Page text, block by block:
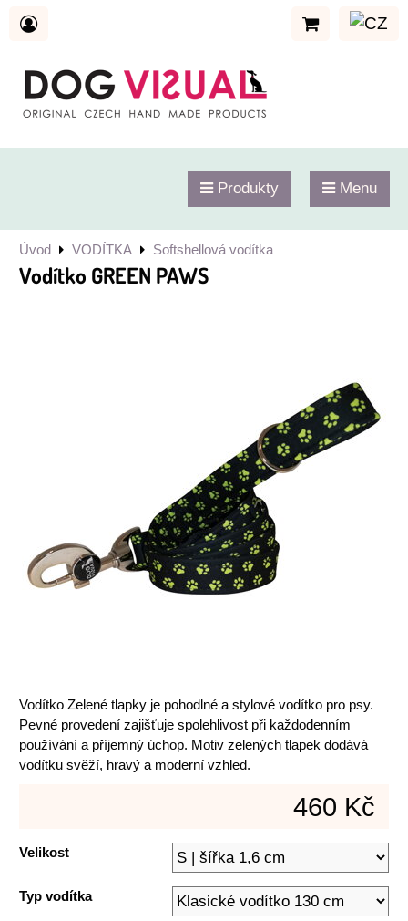
Produkty Menu
Úvod VODÍTKA Softshellová vodítka
Vodítko GREEN PAWS
Vodítko Zelené tlapky je pohodlné a stylové vodítko pro psy.
Pevné provedení zajišťuje spolehlivost při každodenním
používání a příjemný úchop. Motiv zelených tlapek dodává
vodítku svěží, hravý a moderní vzhled.
460 Kč
Velikost
Typ vodítka